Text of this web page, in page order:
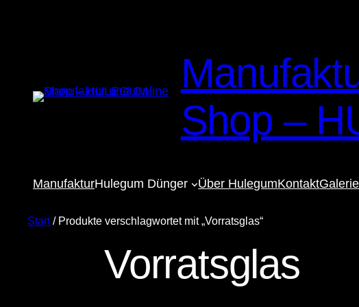
Shop –
ManufakturHulegum Dünger Über HulegumKontaktGalerie
Start/ Produkte verschlagwortet mit „Vorratsglas“
Vorratsglas